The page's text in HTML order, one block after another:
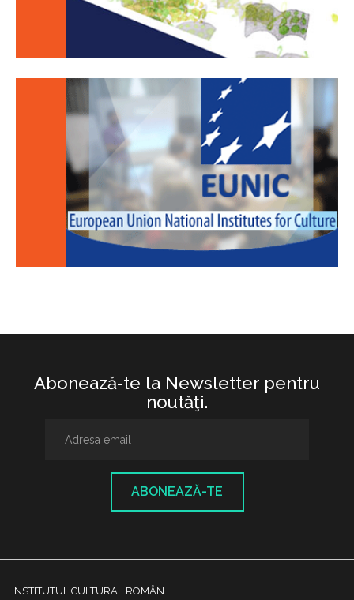
Abonează-te la Newsletter pentru
noutăţi.
ABONEAZĂ-TE
INSTITUTUL CULTURAL ROMÂN